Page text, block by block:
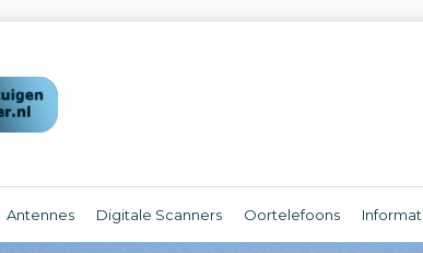
Antennes Digitale Scanners Oortelefoons